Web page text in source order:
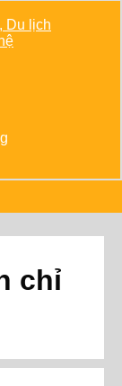
Du lịch
chỉ